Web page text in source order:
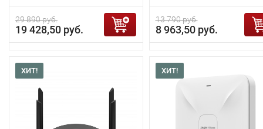
29 890 руб.
19 428,50 руб.
13 790 руб.
8 963,50 руб.
ХИТ! ХИТ!